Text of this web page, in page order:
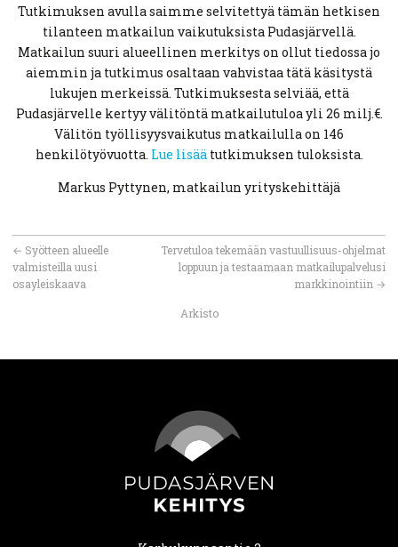
Tutkimuksen avulla saimme selvitettyä tämän hetkisen
tilanteen matkailun vaikutuksista Pudasjärvellä.
Matkailun suuri alueellinen merkitys on ollut tiedossa jo
aiemmin ja tutkimus osaltaan vahvistaa tätä käsitystä
lukujen merkeissä. Tutkimuksesta selviää, että
Pudasjärvelle kertyy välitöntä matkailutuloa yli 26 milj.€.
Välitön työllisyysvaikutus matkailulla on 146
henkilötyövuotta. Lue lisäätutkimuksen tuloksista.
Markus Pyttynen, matkailun yrityskehittäjä
← Syötteen alueelle
valmisteilla uusi
osayleiskaava
Tervetuloa tekemään vastuullisuus-ohjelmat
loppuun ja testaamaan matkailupalvelusi
markkinointiin →
Arkisto